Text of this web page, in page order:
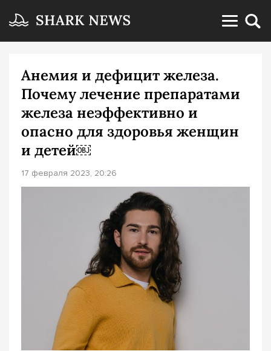
Анемия и дефицит железа.
Почему лечение препаратами
железа неэффективно и
опасно для здоровья женщин
и детей￼
17 февраля 2023, 20:26